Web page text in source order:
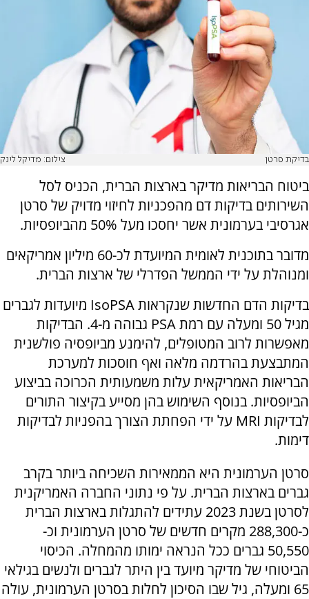
בדיקת סרטן צילום: מדיקל לינק
ביטוח הבריאות מדיקר בארצות הברית, הכניס לסל
השירותים בדיקות דם מהפכניות לחיזוי מדויק של סרטן
אגרסיבי בערמונית אשר יחסכו מעל 50% מהביופסיות.
מדובר בתוכנית לאומית המיועדת לכ-60 מיליון אמריקאים
ומנוהלת על ידי הממשל הפדרלי של ארצות הברית.
בדיקות הדם החדשות שנקראות IsoPSA מיועדות לגברים
מגיל 50 ומעלה עם רמת PSA גבוהה מ-4. הבדיקות
מאפשרות לרוב המטופלים, להימנע מביופסיה פולשנית
המתבצעת בהרדמה מלאה ואף חוסכות למערכת
הבריאות האמריקאית עלות משמעותית הכרוכה בביצוע
הביופסיות. בנוסף השימוש בהן מסייע בקיצור התורים
לבדיקות MRI על ידי הפחתת הצורך בהפניות לבדיקות
דימות.
סרטן הערמונית היא הממאירות השכיחה ביותר בקרב
גברים בארצות הברית. על פי נתוני החברה האמריקנית
לסרטן בשנת 2023 עתידים להתגלות בארצות הברית
כ-288,300 מקרים חדשים של סרטן הערמונית וכ-
50,550 גברים ככל הנראה ימותו מהמחלה. הכיסוי
הביטוחי של מדיקר מיועד בין היתר לגברים ולנשים בגילאי
65 ומעלה, גיל שבו הסיכון לחלות בסרטן הערמונית, עולה